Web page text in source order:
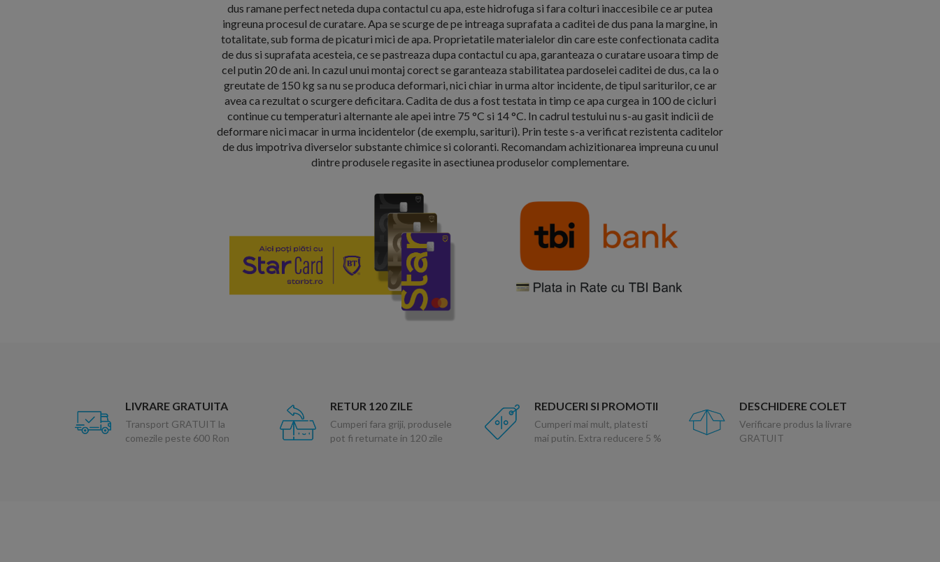
dus ramane perfect neteda dupa contactul cu apa, este hidrofuga si fara colturi inaccesibile ce ar putea
ingreuna procesul de curatare. Apa se scurge de pe intreaga suprafata a caditei de dus pana la margine, in
totalitate, sub forma de picaturi mici de apa. Proprietatile materialelor din care este confectionata cadita
de dus si suprafata acesteia, ce se pastreaza dupa contactul cu apa, garanteaza o curatare usoara timp de
cel putin 20 de ani. In cazul unui montaj corect se garanteaza stabilitatea pardoselei caditei de dus, ca la o
greutate de 150 kg sa nu se produca deformari, nici chiar in urma altor incidente, de tipul sariturilor, ce ar
avea ca rezultat o scurgere deficitara. Cadita de dus a fost testata in timp ce apa curgea in 100 de cicluri
continue cu temperaturi alternante ale apei intre 75 °C si 14 °C. In cadrul testului nu s-au gasit indicii de
deformare nici macar in urma incidentelor (de exemplu, sarituri). Prin teste s-a verificat rezistenta caditelor
de dus impotriva diverselor substante chimice si coloranti. Recomandam achizitionarea impreuna cu unul
dintre produsele regasite in asectiunea produselor complementare.
LIVRARE GRATUITA
Transport GRATUIT la
comezile peste 600 Ron
RETUR 120 ZILE
Cumperi fara griji, produsele
pot fi returnate in 120 zile
REDUCERI SI PROMOTII
Cumperi mai mult, platesti
mai putin. Extra reducere 5 %
DESCHIDERE COLET
Verificare produs la livrare
GRATUIT